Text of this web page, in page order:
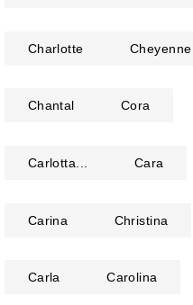
Charlotte Cheyenne
Chantal Cora
Carlotta... Cara
Carina Christina
Carla Carolina